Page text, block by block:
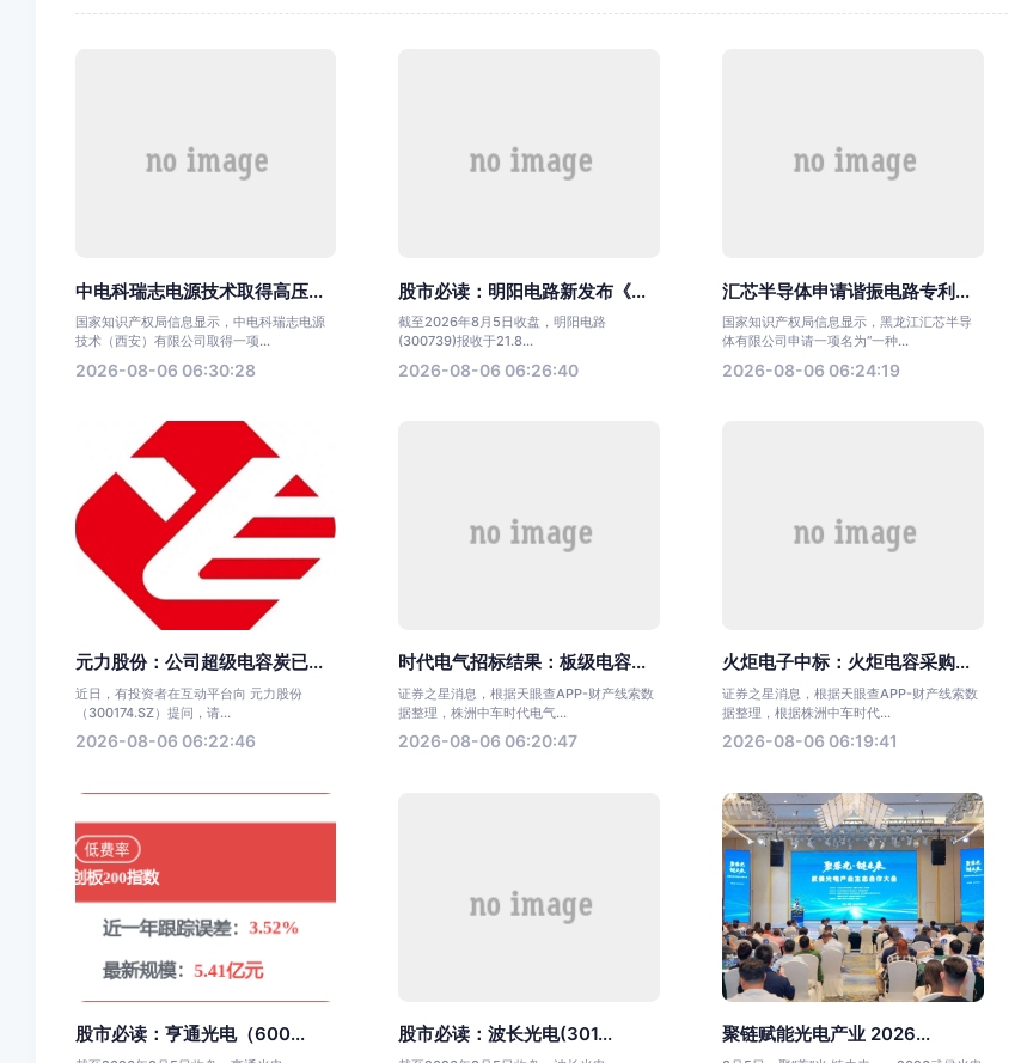
中电科瑞志电源技术取得高压...
国家知识产权局信息显示，中电科瑞志电源
技术（西安）有限公司取得一项...
2026-08-06 06:30:28
股市必读：明阳电路新发布《...
截至2026年8月5日收盘，明阳电路
(300739)报收于21.8...
2026-08-06 06:26:40
汇芯半导体申请谐振电路专利...
国家知识产权局信息显示，黑龙江汇芯半导
体有限公司申请一项名为“一种...
2026-08-06 06:24:19
元力股份：公司超级电容炭已...
近日，有投资者在互动平台向 元力股份
（300174.SZ）提问，请...
2026-08-06 06:22:46
时代电气招标结果：板级电容...
证券之星消息，根据天眼查APP-财产线索数
据整理，株洲中车时代电气...
2026-08-06 06:20:47
火炬电子中标：火炬电容采购...
证券之星消息，根据天眼查APP-财产线索数
据整理，根据株洲中车时代...
2026-08-06 06:19:41
股市必读：亨通光电（600... 股市必读：波长光电(301... 聚链赋能光电产业 2026...